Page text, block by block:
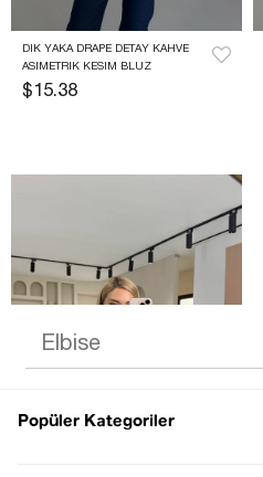
DIK YAKA DRAPE DETAY KAHVE
ASIMETRIK KESIM BLUZ
$15.38
Popüler Kategoriler